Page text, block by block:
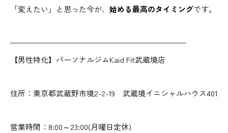
「変えたい」と思った今が、 始める最高のタイミングです。
———————————————————————
【男性特化】パーソナルジムKaid Fit武蔵境店
住所：東京都武蔵野市境2-2-19 武蔵境イニシャルハウス401
営業時間：8:00～23:00(月曜日定休)